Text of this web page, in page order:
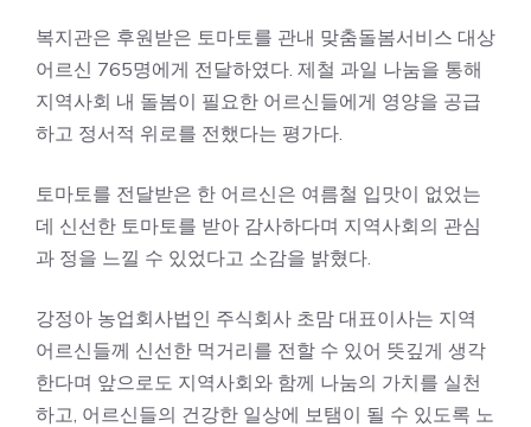
복지관은 후원받은 토마토를 관내 맞춤돌봄서비스 대상
어르신 765명에게 전달하였다. 제철 과일 나눔을 통해
지역사회 내 돌봄이 필요한 어르신들에게 영양을 공급
하고 정서적 위로를 전했다는 평가다.
토마토를 전달받은 한 어르신은 여름철 입맛이 없었는
데 신선한 토마토를 받아 감사하다며 지역사회의 관심
과 정을 느낄 수 있었다고 소감을 밝혔다.
강정아 농업회사법인 주식회사 초맘 대표이사는 지역
어르신들께 신선한 먹거리를 전할 수 있어 뜻깊게 생각
한다며 앞으로도 지역사회와 함께 나눔의 가치를 실천
하고, 어르신들의 건강한 일상에 보탬이 될 수 있도록 노